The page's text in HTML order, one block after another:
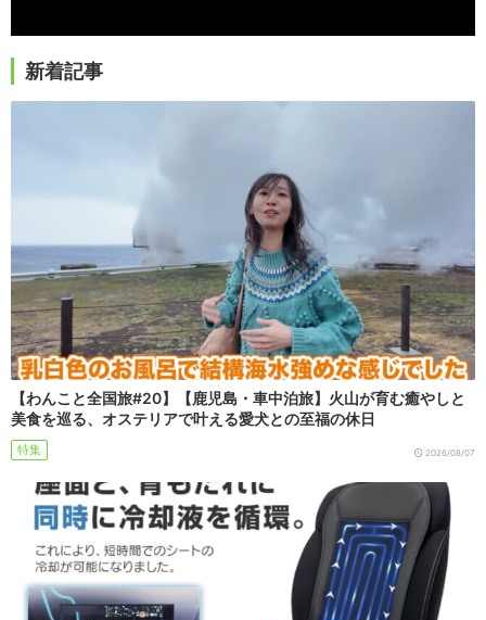
新着記事
【わんこと全国旅#20】【鹿児島・車中泊旅】火山が育む癒やしと
美食を巡る、オステリアで叶える愛犬との至福の休日
特集 2026/08/07